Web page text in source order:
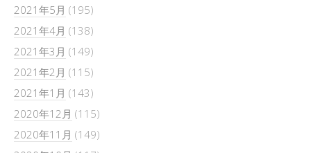
2021年5月 (195)
2021年4月 (138)
2021年3月 (149)
2021年2月 (115)
2021年1月 (143)
2020年12月 (115)
2020年11月 (149)